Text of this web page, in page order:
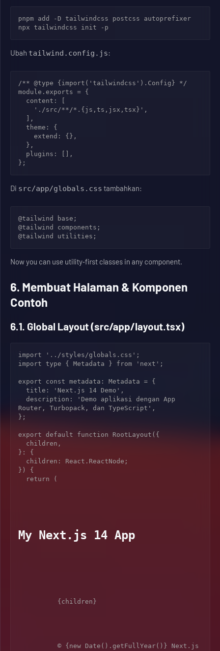
pnpm add -D tailwindcss postcss autoprefixer
Ubah tailwind.config.js:
/** @type {import('tailwindcss').Config} */
module.exports = {
Di src/app/globals.css tambahkan:
@tailwind base;
@tailwind components;
Now you can use utility‑first classes in any component.
6. Membuat Halaman & Komponen
Contoh
6.1. Global Layout (src/app/layout.tsx)
import '../styles/globals.css';
import type { Metadata } from 'next';
export const metadata: Metadata = {
Router, Turbopack, dan TypeScript',
};
export default function RootLayout({
}: {
}) {
My Next.js 14 App